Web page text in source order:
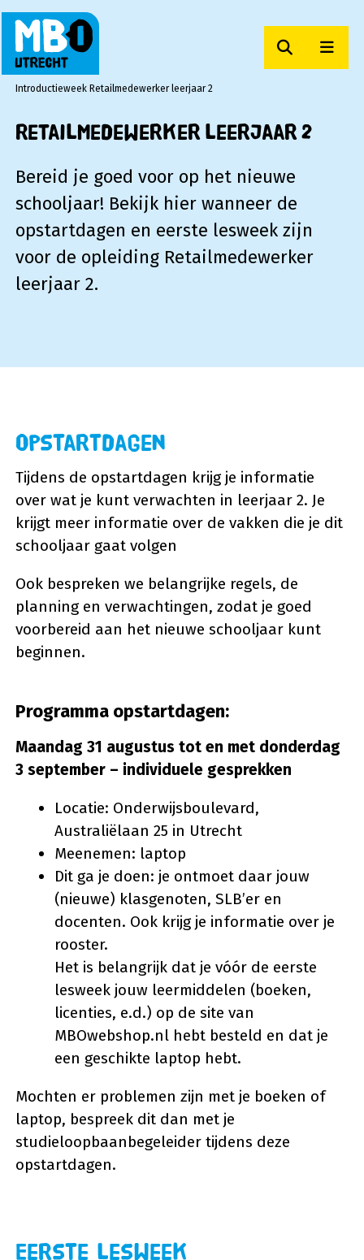
MBO Utrecht
Zoeken
Introductieweek Retailmedewerker leerjaar 2
Retailmedewerker leerjaar 2
Bereid je goed voor op het nieuwe
schooljaar! Bekijk hier wanneer de
opstartdagen en eerste lesweek zijn
voor de opleiding Retailmedewerker
leerjaar 2.
Opstartdagen
Tijdens de opstartdagen krijg je informatie
over wat je kunt verwachten in leerjaar 2. Je
krijgt meer informatie over de vakken die je dit
schooljaar gaat volgen
Ook bespreken we belangrijke regels, de
planning en verwachtingen, zodat je goed
voorbereid aan het nieuwe schooljaar kunt
beginnen.
Programma opstartdagen:
Maandag 31 augustus tot en met donderdag
3 september – individuele gesprekken
Locatie: Onderwijsboulevard,
Australiëlaan 25 in Utrecht
Meenemen: laptop
Dit ga je doen: je ontmoet daar jouw
(nieuwe) klasgenoten, SLB’er en
docenten. Ook krijg je informatie over je
rooster.
Het is belangrijk dat je vóór de eerste
lesweek jouw leermiddelen (boeken,
licenties, e.d.) op de site van
MBOwebshop.nl hebt besteld en dat je
een geschikte laptop hebt.
Mochten er problemen zijn met je boeken of
laptop, bespreek dit dan met je
studieloopbaanbegeleider tijdens deze
opstartdagen.
Eerste lesweek